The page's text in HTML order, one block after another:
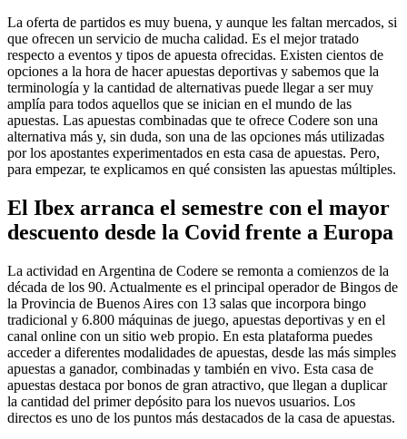
La oferta de partidos es muy buena, y aunque les faltan mercados, si
que ofrecen un servicio de mucha calidad. Es el mejor tratado
respecto a eventos y tipos de apuesta ofrecidas. Existen cientos de
opciones a la hora de hacer apuestas deportivas y sabemos que la
terminología y la cantidad de alternativas puede llegar a ser muy
amplía para todos aquellos que se inician en el mundo de las
apuestas. Las apuestas combinadas que te ofrece Codere son una
alternativa más y, sin duda, son una de las opciones más utilizadas
por los apostantes experimentados en esta casa de apuestas. Pero,
para empezar, te explicamos en qué consisten las apuestas múltiples.
El Ibex arranca el semestre con el mayor
descuento desde la Covid frente a Europa
La actividad en Argentina de Codere se remonta a comienzos de la
década de los 90. Actualmente es el principal operador de Bingos de
la Provincia de Buenos Aires con 13 salas que incorpora bingo
tradicional y 6.800 máquinas de juego, apuestas deportivas y en el
canal online con un sitio web propio. En esta plataforma puedes
acceder a diferentes modalidades de apuestas, desde las más simples
apuestas a ganador, combinadas y también en vivo. Esta casa de
apuestas destaca por bonos de gran atractivo, que llegan a duplicar
la cantidad del primer depósito para los nuevos usuarios. Los
directos es uno de los puntos más destacados de la casa de apuestas.